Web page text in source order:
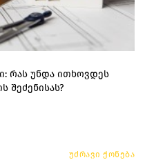
რას უნდა ითხოვდეს
შეძენისას?
უძრავი ქონება